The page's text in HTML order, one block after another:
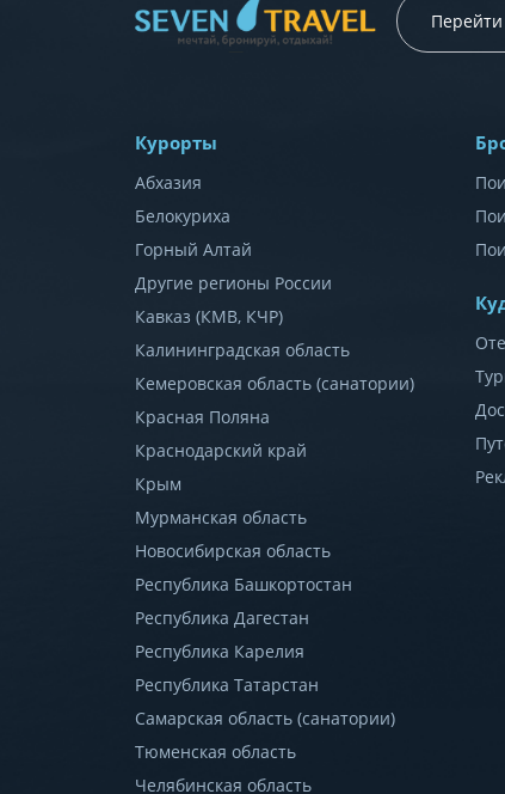
Курорты
Абхазия
Белокуриха
Горный Алтай
Другие регионы России
Кавказ (КМВ, КЧР)
Калининградская область
Кемеровская область (санатории)
Красная Поляна
Краснодарский край
Крым
Мурманская область
Новосибирская область
Республика Башкортостан
Республика Дагестан
Республика Карелия
Республика Татарстан
Самарская область (санатории)
Тюменская область
Челябинская область